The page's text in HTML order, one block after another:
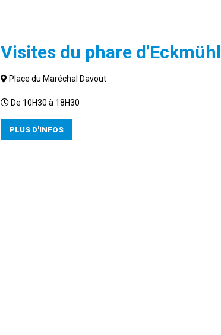
Visites du phare d’Eckmühl
Place du Maréchal Davout
De 10H30 à 18H30
PLUS D'INFOS